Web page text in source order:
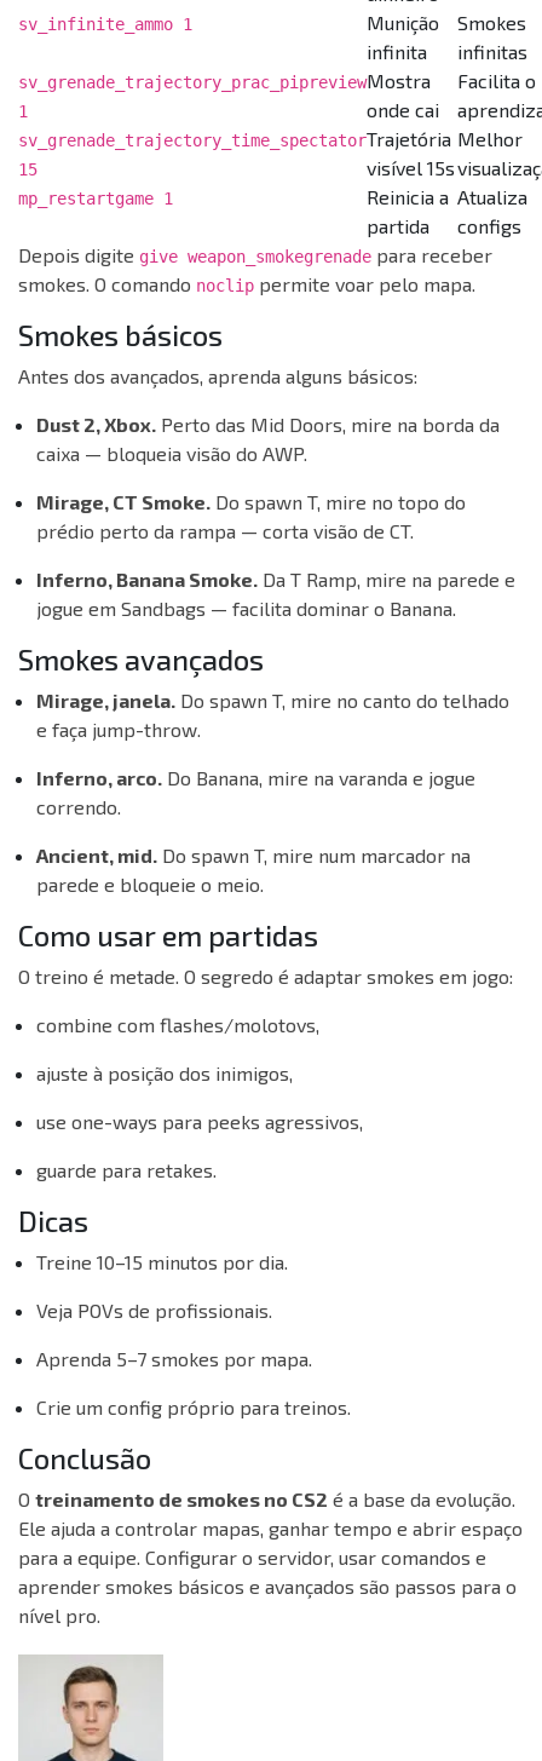
sv_infinite_ammo 1
Munição
infinita
Smokes
infinitas
sv_grenade_trajectory_prac_pipreview
1
Mostra
onde cai
Facilita o
sv_grenade_trajectory_time_spectator
15
Trajetória
visível 15s
Melhor
mp_restartgame 1
Reinicia a
partida
Atualiza
configs
Depois digite give weapon_smokegrenade para receber
smokes. O comando noclip permite voar pelo mapa.
Smokes básicos
Antes dos avançados, aprenda alguns básicos:
Dust 2, Xbox. Perto das Mid Doors, mire na borda da
caixa — bloqueia visão do AWP.
Mirage, CT Smoke. Do spawn T, mire no topo do
prédio perto da rampa — corta visão de CT.
Inferno, Banana Smoke. Da T Ramp, mire na parede e
jogue em Sandbags — facilita dominar o Banana.
Smokes avançados
Mirage, janela. Do spawn T, mire no canto do telhado
e faça jump-throw.
Inferno, arco. Do Banana, mire na varanda e jogue
correndo.
Ancient, mid. Do spawn T, mire num marcador na
parede e bloqueie o meio.
Como usar em partidas
O treino é metade. O segredo é adaptar smokes em jogo:
combine com flashes/molotovs,
ajuste à posição dos inimigos,
use one-ways para peeks agressivos,
guarde para retakes.
Dicas
Treine 10–15 minutos por dia.
Veja POVs de profissionais.
Aprenda 5–7 smokes por mapa.
Crie um config próprio para treinos.
Conclusão
O treinamento de smokes no CS2 é a base da evolução.
Ele ajuda a controlar mapas, ganhar tempo e abrir espaço
para a equipe. Configurar o servidor, usar comandos e
aprender smokes básicos e avançados são passos para o
nível pro.